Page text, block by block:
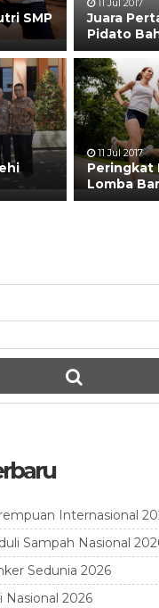
SMP
11 Jul 2017
Juara
Pidato
11 Jul 2017
Peringkat
Lomba
Internasional
Sampah Nasional
Sedunia 2026
Nasional 2026